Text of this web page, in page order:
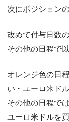
次にポジション
改めて付与日数
その他の日程で
オレンジ色の日
い・ユーロ米ドル
その他の日程で
ユーロ米ドルを買